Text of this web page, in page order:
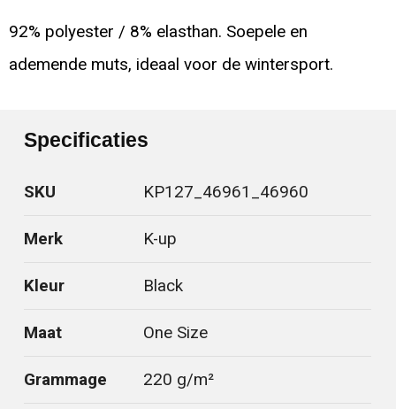
92% polyester / 8% elasthan. Soepele en
ademende muts, ideaal voor de wintersport.
Specificaties
SKU KP127_46961_46960
Merk K-up
Kleur Black
Maat One Size
Grammage 220 g/m²